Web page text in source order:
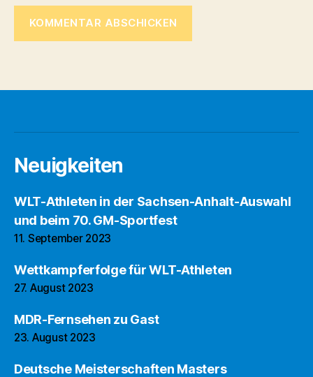
Neuigkeiten
WLT-Athleten in der Sachsen-Anhalt-Auswahl
und beim 70. GM-Sportfest
11. September 2023
Wettkampferfolge für WLT-Athleten
27. August 2023
MDR-Fernsehen zu Gast
23. August 2023
Deutsche Meisterschaften Masters